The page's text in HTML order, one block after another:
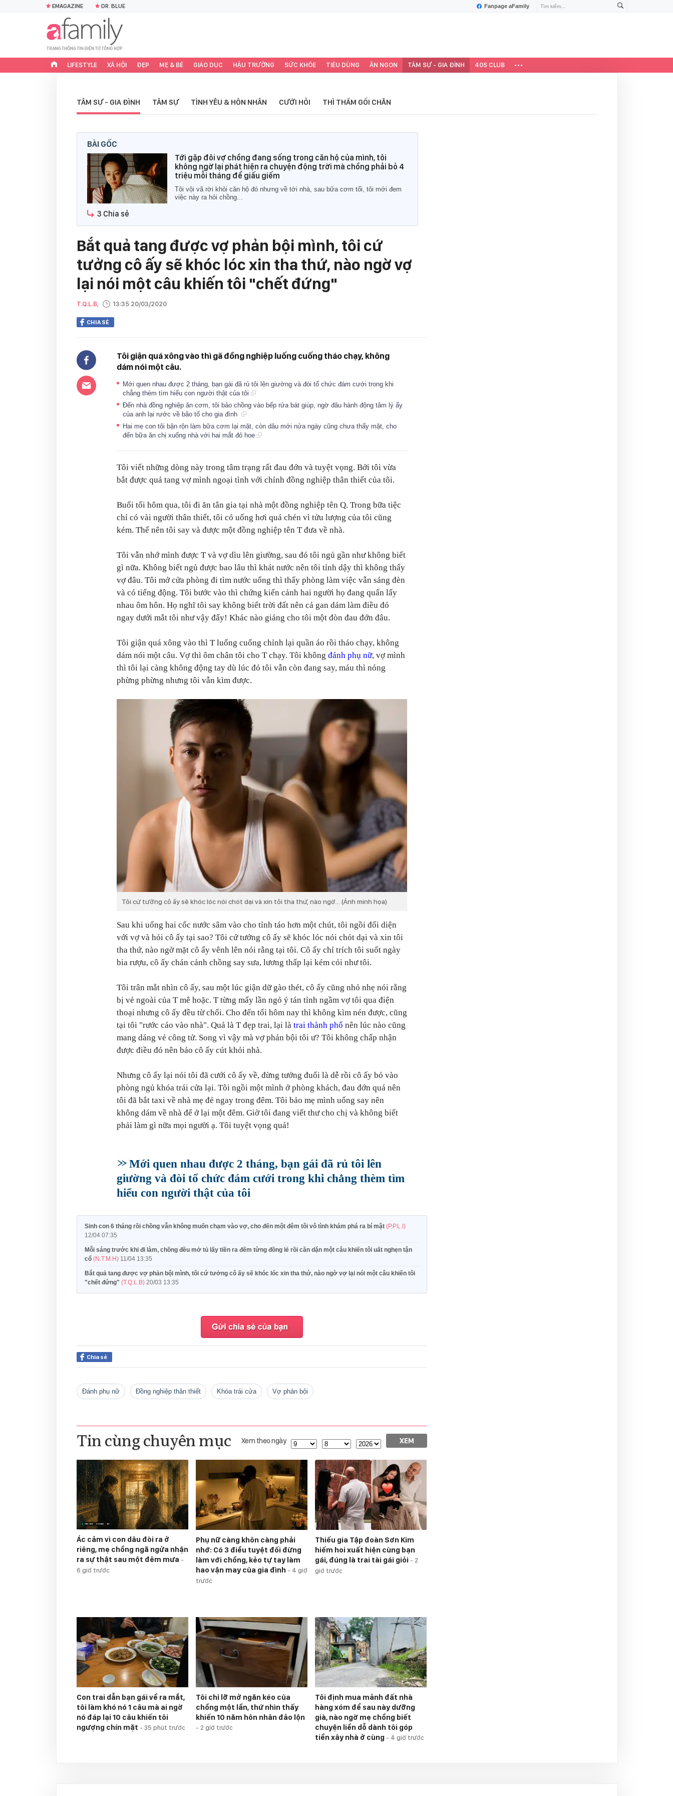
Fanpage aFamily
EMAGAZINE DR. BLUE
LIFESTYLE XÃ HỘI ĐẸP MẸ & BÉ GIÁO DỤC HẬU TRƯỜNG SỨC KHỎE TIÊU DÙNG ĂN NGON TÂM SỰ - GIA ĐÌNH 40S CLUB
TÂM SỰ - GIA ĐÌNH TÂM SỰ TÌNH YÊU & HÔN NHÂN CƯỚI HỎI THÌ THẦM GỐI CHĂN
BÀI GỐC
Tới gặp đôi vợ chồng đang sống trong căn hộ của mình, tôi
không ngờ lại phát hiện ra chuyện động trời mà chồng phải bỏ 4
triệu mỗi tháng để giấu giếm
Tôi vội vã rời khỏi căn hộ đó nhưng về tới nhà, sau bữa cơm tối, tôi mới đem
việc này ra hỏi chồng...
3 Chia sẻ
Bắt quả tang được vợ phản bội mình, tôi cứ
tưởng cô ấy sẽ khóc lóc xin tha thứ, nào ngờ vợ
lại nói một câu khiến tôi "chết đứng"
T.Q.L.B, 13:35 20/03/2020
CHIA SẺ
Tôi giận quá xông vào thì gã đồng nghiệp luống cuống tháo chạy, không
dám nói một câu.
Mới quen nhau được 2 tháng, bạn gái đã rủ tôi lên giường và đòi tổ chức đám cưới trong khi
chẳng thèm tìm hiểu con người thật của tôi
Đến nhà đồng nghiệp ăn cơm, tôi bảo chồng vào bếp rửa bát giúp, ngờ đâu hành động tâm lý ấy
của anh lại rước về bão tố cho gia đình
Hai mẹ con tôi bận rộn làm bữa cơm lại mặt, còn dâu mới nửa ngày cũng chưa thấy mặt, cho
đến bữa ăn chị xuống nhà với hai mắt đỏ hoe
Tôi viết những dòng này trong tâm trạng rất đau đớn và tuyệt vọng. Bởi tôi vừa
bắt được quả tang vợ mình ngoại tình với chính đồng nghiệp thân thiết của tôi.
Buổi tối hôm qua, tôi đi ăn tân gia tại nhà một đồng nghiệp tên Q. Trong bữa tiệc
chỉ có vài người thân thiết, tôi có uống hơi quá chén vì tửu lượng của tôi cũng
kém. Thế nên tôi say và được một đồng nghiệp tên T đưa về nhà.
Tôi vẫn nhớ mình được T và vợ dìu lên giường, sau đó tôi ngủ gần như không biết
gì nữa. Không biết ngủ được bao lâu thì khát nước nên tôi tỉnh dậy thì không thấy
vợ đâu. Tôi mở cửa phòng đi tìm nước uống thì thấy phòng làm việc vẫn sáng đèn
và có tiếng động. Tôi bước vào thì chứng kiến cảnh hai người họ đang quấn lấy
nhau ôm hôn. Họ nghĩ tôi say không biết trời đất nên cả gan dám làm điều đó
ngay dưới mắt tôi như vậy đấy! Khác nào giáng cho tôi một đòn đau đớn đâu.
Tôi giận quá xông vào thì T luống cuống chỉnh lại quần áo rồi tháo chạy, không
dám nói một câu. Vợ thì ôm chân tôi cho T chạy. Tôi không đánh phụ nữ, vợ mình
thì tôi lại càng không động tay dù lúc đó tôi vẫn còn đang say, máu thì nóng
phừng phừng nhưng tôi vẫn kìm được.
Tôi cứ tưởng cô ấy sẽ khóc lóc nói chót dại và xin tôi tha thứ, nào ngờ... (Ảnh minh họa)
Sau khi uống hai cốc nước sâm vào cho tỉnh táo hơn một chút, tôi ngồi đối diện
với vợ và hỏi cô ấy tại sao? Tôi cứ tưởng cô ấy sẽ khóc lóc nói chót dại và xin tôi
tha thứ, nào ngờ mặt cô ấy vênh lên nói rằng tại tôi. Cô ấy chỉ trích tôi suốt ngày
bia rượu, cô ấy chán cảnh chồng say sưa, lương thấp lại kém cỏi như tôi.
Tôi trân mắt nhìn cô ấy, sau một lúc giận dữ gào thét, cô ấy cũng nhỏ nhẹ nói rằng
bị vẻ ngoài của T mê hoặc. T từng mấy lần ngỏ ý tán tỉnh ngầm vợ tôi qua điện
thoại nhưng cô ấy đều từ chối. Cho đến tối hôm nay thì không kìm nén được, cũng
tại tôi "rước cáo vào nhà". Quả là T đẹp trai, lại là trai thành phố nên lúc nào cũng
mang dáng vẻ công tử. Song vì vậy mà vợ phản bội tôi ư? Tôi không chấp nhận
được điều đó nên bảo cô ấy cút khỏi nhà.
Nhưng cô ấy lại nói tôi đã cưới cô ấy về, đừng tưởng đuổi là dễ rồi cô ấy bỏ vào
phòng ngủ khóa trái cửa lại. Tôi ngồi một mình ở phòng khách, đau đớn quá nên
tôi đã bắt taxi về nhà mẹ đẻ ngay trong đêm. Tôi bảo mẹ mình uống say nên
không dám về nhà để ở lại một đêm. Giờ tôi đang viết thư cho chị và không biết
phải làm gì nữa mọi người ạ. Tôi tuyệt vọng quá!
Mới quen nhau được 2 tháng, bạn gái đã rủ tôi lên
giường và đòi tổ chức đám cưới trong khi chẳng thèm tìm
hiểu con người thật của tôi
Sinh con 6 tháng rồi chồng vẫn không muốn chạm vào vợ, cho đến một đêm tôi vô tình khám phá ra bí mật (P.P.L.I)
12/04 07:35
Mỗi sáng trước khi đi làm, chồng đều mở tủ lấy tiền ra đếm từng đồng lẻ rồi căn dặn một câu khiến tôi uất nghẹn tận
cổ (N.T.M.H) 11/04 13:35
Bắt quả tang được vợ phản bội mình, tôi cứ tưởng cô ấy sẽ khóc lóc xin tha thứ, nào ngờ vợ lại nói một câu khiến tôi
"chết đứng" (T.Q.L.B) 20/03 13:35
Chia sẻ
đánh phụ nữ đồng nghiệp thân thiết khóa trái cửa vợ phản bội
Tin cùng chuyên mục Xem theo ngày XEM
Ác cảm vì con dâu đòi ra ở
riêng, mẹ chồng ngã ngửa nhận
ra sự thật sau một đêm mưa -
6 giờ trước
Phụ nữ càng khôn càng phải
nhớ: Có 3 điều tuyệt đối đừng
làm với chồng, kẻo tự tay làm
hao vận may của gia đình - 4 giờ
trước
Thiếu gia Tập đoàn Sơn Kim
hiếm hoi xuất hiện cùng bạn
gái, đúng là trai tài gái giỏi - 2
giờ trước
Con trai dẫn bạn gái về ra mắt,
tôi làm khó nó 1 câu mà ai ngờ
nó đáp lại 10 câu khiến tôi
ngượng chín mặt - 35 phút trước
Tôi chỉ lỡ mở ngăn kéo của
chồng một lần, thứ nhìn thấy
khiến 10 năm hôn nhân đảo lộn
- 2 giờ trước
Tôi định mua mảnh đất nhà
hàng xóm để sau này dưỡng
già, nào ngờ mẹ chồng biết
chuyện liền dỗ dành tôi góp
tiền xây nhà ở cùng - 4 giờ trước